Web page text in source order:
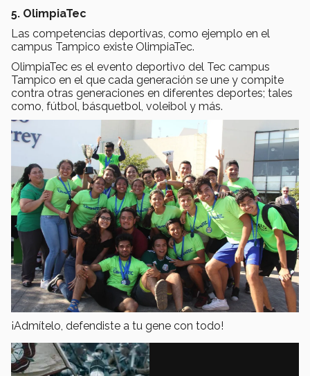
5. OlimpiaTec
Las competencias deportivas, como ejemplo en el
campus Tampico existe OlimpiaTec.
OlimpiaTec es el evento deportivo del Tec campus
Tampico en el que cada generación se une y compite
contra otras generaciones en diferentes deportes; tales
como, fútbol, básquetbol, voleibol y más.
¡Admítelo, defendiste a tu gene con todo!